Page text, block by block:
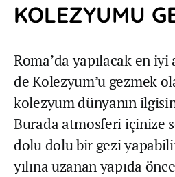
KOLEZYUMU
Roma’da yapılacak en
de Kolezyum’u gezmek
kolezyum dünyanın
Burada atmosferi içinize
dolu dolu bir gezi
yılına uzanan yapıda